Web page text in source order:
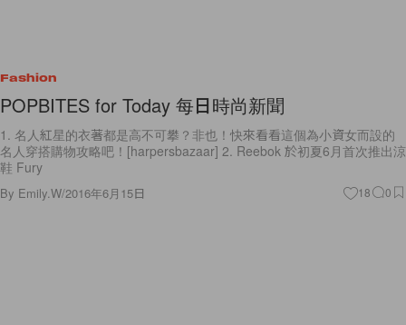
Fashion
POPBITES for Today 每日時尚新聞
1. 名人紅星的衣著都是高不可攀？非也！快來看看這個為小資女而設的
名人穿搭購物攻略吧！[harpersbazaar] 2. Reebok 於初夏6月首次推出涼
鞋 Fury
By Emily.W/2016年6月15日 18 0